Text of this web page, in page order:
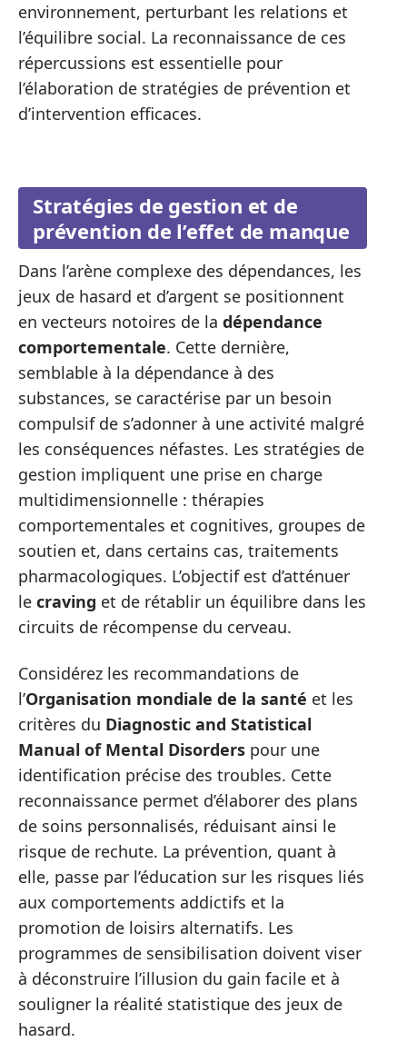
environnement, perturbant les relations et
l’équilibre social. La reconnaissance de ces
répercussions est essentielle pour
l’élaboration de stratégies de prévention et
d’intervention efficaces.
Stratégies de gestion et de
prévention de l’effet de manque
Dans l’arène complexe des dépendances, les
jeux de hasard et d’argent se positionnent
en vecteurs notoires de la dépendance
comportementale. Cette dernière,
semblable à la dépendance à des
substances, se caractérise par un besoin
compulsif de s’adonner à une activité malgré
les conséquences néfastes. Les stratégies de
gestion impliquent une prise en charge
multidimensionnelle : thérapies
comportementales et cognitives, groupes de
soutien et, dans certains cas, traitements
pharmacologiques. L’objectif est d’atténuer
le craving et de rétablir un équilibre dans les
circuits de récompense du cerveau.
Considérez les recommandations de
l’Organisation mondiale de la santé et les
critères du Diagnostic and Statistical
Manual of Mental Disorders pour une
identification précise des troubles. Cette
reconnaissance permet d’élaborer des plans
de soins personnalisés, réduisant ainsi le
risque de rechute. La prévention, quant à
elle, passe par l’éducation sur les risques liés
aux comportements addictifs et la
promotion de loisirs alternatifs. Les
programmes de sensibilisation doivent viser
à déconstruire l’illusion du gain facile et à
souligner la réalité statistique des jeux de
hasard.